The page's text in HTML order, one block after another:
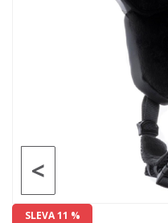
<
SLEVA 11 %